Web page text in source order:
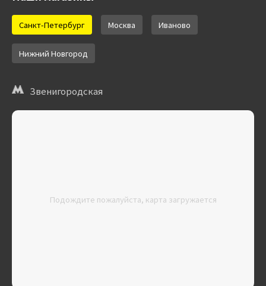
Санкт-Петербург Москва Иваново
Нижний Новгород
Звенигородская
Подождите пожалуйста, карта загружается